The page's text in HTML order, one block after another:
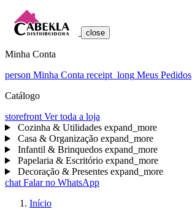
close
Minha Conta
person Minha Conta receipt_long Meus Pedidos
Catálogo
storefront Ver toda a loja
Cozinha & Utilidades expand_more
Casa & Organização expand_more
Infantil & Brinquedos expand_more
Papelaria & Escritório expand_more
Decoração & Presentes expand_more
chat Falar no WhatsApp
Início